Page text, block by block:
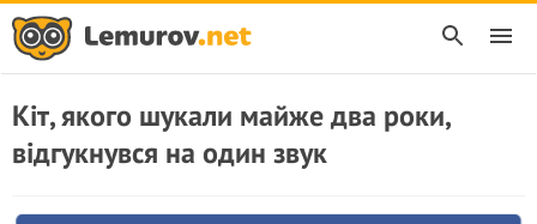
Кіт, якого шукали майже два роки,
відгукнувся на один звук